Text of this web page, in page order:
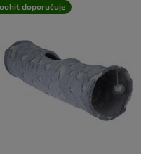
doporučuje